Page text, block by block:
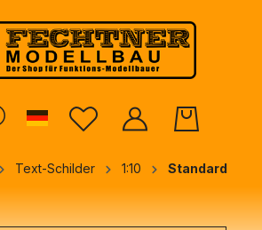
German
Text-Schilder 1:10 Standard